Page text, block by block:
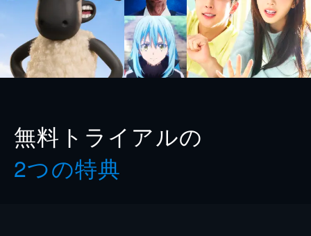
無料トライアルの
2つの特典